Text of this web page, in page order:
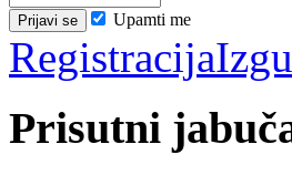
Upamti me
Registracija
Prisutni